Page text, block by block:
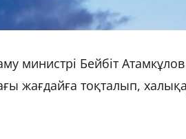
министрі Бейбіт
жағдайға тоқталып,